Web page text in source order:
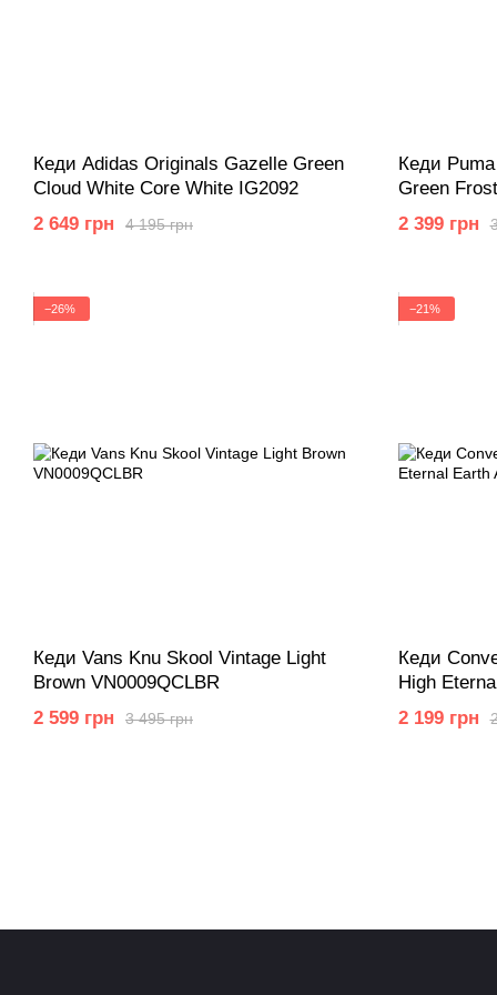
Кеди Adidas Originals Gazelle Green
Cloud White Core White IG2092
4 195 грн
2 649 грн
Кеди
Green
2 399 грн
−26%
Кеди Vans Knu Skool Vintage Light
Brown VN0009QCLBR
3 495 грн
2 599 грн
−21%
Кеди
High
2 199 грн